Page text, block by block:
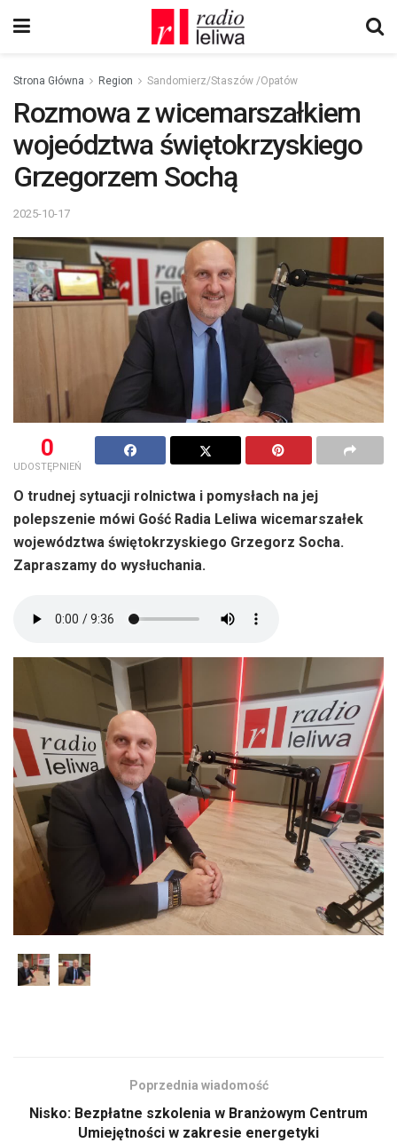
Strona Główna Region Sandomierz/Staszów /Opatów
Rozmowa z wicemarszałkiem
wojeództwa świętokrzyskiego
Grzegorzem Sochą
2025-10-17
0
UDOSTĘPNIEŃ
O trudnej sytuacji rolnictwa i pomysłach na jej
polepszenie mówi Gość Radia Leliwa wicemarszałek
województwa świętokrzyskiego Grzegorz Socha.
Zapraszamy do wysłuchania.
Poprzednia wiadomość
Nisko: Bezpłatne szkolenia w Branżowym Centrum
Umiejętności w zakresie energetyki